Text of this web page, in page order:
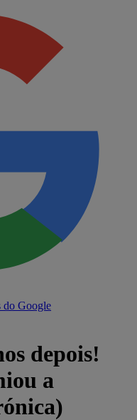
do Google
depois!
a